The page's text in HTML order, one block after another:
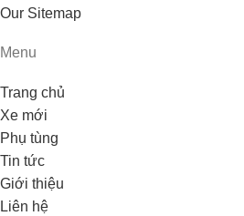
Our Sitemap
Menu
Trang chủ
Xe mới
Phụ tùng
Tin tức
Giới thiệu
Liên hệ